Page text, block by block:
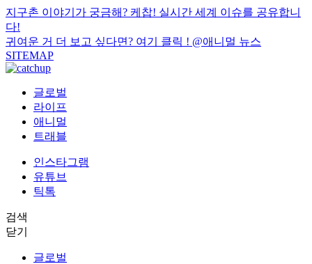
지구촌 이야기가 궁금해? 케찹! 실시간 세계 이슈를 공유합니
다!
귀여운 거 더 보고 싶다면? 여기 클릭 ! @애니멀 뉴스
SITEMAP
글로벌
라이프
애니멀
트래블
인스타그램
유튜브
틱톡
검색
닫기
글로벌